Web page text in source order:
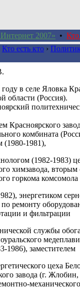
2007» • Кто
Кто есть кто ›
в селе Яловка
области (Россия).
Красноярского
комбината
(1980-1981),
(1982-1983)
химзавода, вторым
горкома комсомола
энергетиком
ремонту
и фильтрации
службы
1986), заместителем
цеха
завода (г.
механического